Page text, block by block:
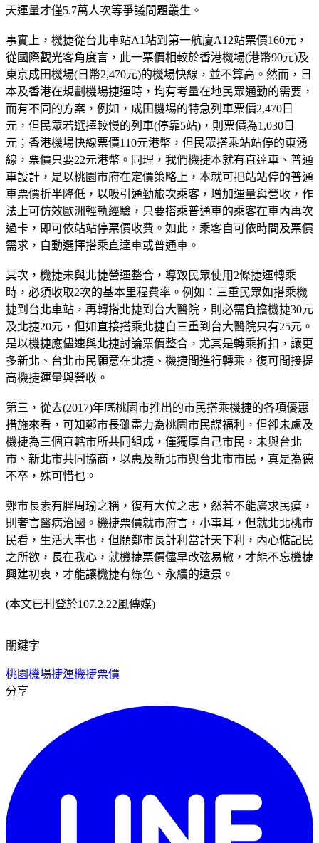
天運量才僅5.7萬人次等爭議問題叢生。
事實上，機捷從台北車站A1站到第一航廈A12站票價160元，
從國際觀光客角度言，此一票價相較於香港機場(港幣90元)及
東京成田機場(日幣2,470元)的機場快線，並不算高。然而，日
本及香港在規劃機場捷運時，均有考量在地民眾通勤的需要，
而有不同的方案，例如，成田機場的特急列車票價2,470日
元，但民眾若選擇較慢的列車(停靠5站)，則票價為1,030日
元；香港機場快線票價110元港幣，但民眾搭乘站站停的東湧
線，票價只要22元港幣。同理，我們機捷本就有直達車、普通
車設計，是以桃園市府在定價策略上，本就可把站站停的普通
車票價折半降低，以吸引通勤旅次乘客，增加運量與營收，作
法上可仿效歐洲輕軌經驗，只要搭乘普通車的乘客在車內再次
過卡，即可依站站停票價收費。如此，乘客自可依時間及票價
需求，自動選擇搭乘直達車或普通車。
其次，機捷未與北捷營運整合，導致民眾使用2條捷運轉乘
時，必須收取2次的基本里程費率。例如：三重民眾如搭乘機
捷到台北車站，再轉搭北捷到台大醫院，則必需負擔機捷30元
及北捷20元，但如直接搭乘北捷自三重到台大醫院只有25元。
是以機捷應儘速與北捷討論票價整合，尤其是轉乘折扣，讓更
多新北、台北市民願意在北捷、機捷間進行轉乘，復可間接提
高機捷運量與營收。
第三，從去(2017)年底桃園市推出的市民搭乘機捷的各項優惠
措施來看，可知鄭市長雖盡力為桃園市民謀福利，但卻未慮及
機捷為三個直轄市所共同組成，僅獨厚自己市民，未與台北
市、新北市共同協商，以惠及新北市與台北市市民，真是為德
不卒，殊可惜也。
鄭市長素有胖周瑜之稱，復有大位之志，然若不能廣求民瘼，
則奢言醫病治國。機捷票價就市府言，小事耳，但就北北桃市
民看，生活大事也，但願鄭市長計利當計天下利，內心惦記民
之所欲，長在我心，就機捷票價儘早改弦易轍，才能不忘機捷
興建初衷，才能讓機捷有綠色、永續的遠景。
(本文已刊登於107.2.22風傳媒)
關鍵字
桃園機場捷運機捷票價
分享